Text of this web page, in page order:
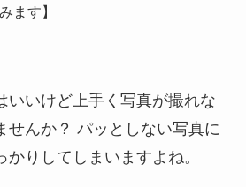
ます】
いいけど上手く写真が撮れな
せんか？ パッとしない写真に
りしてしまいますよね。